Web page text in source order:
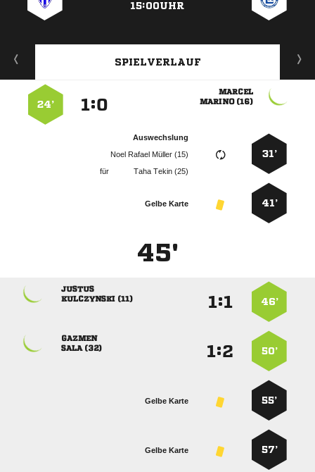
15:00UHR
SPIELVERLAUF

 
:
24’
31’
Auswechslung
   
für
  
41’
Gelbe Karte
45'
46’
:

 
50’
:

 
55’
Gelbe Karte
57’
Gelbe Karte